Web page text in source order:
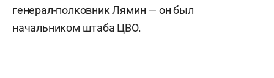
генерал-полковник Лямин — он был
начальником штаба ЦВО.